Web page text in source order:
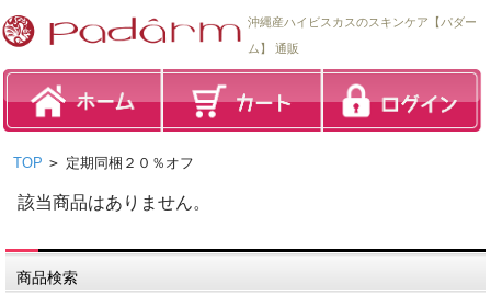
沖縄産ハイビスカスのスキンケア【パダー
ム】 通販
TOP > 定期同梱２０％オフ
該当商品はありません。
商品検索